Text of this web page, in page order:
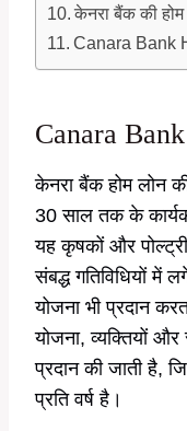
केनरा बैंक की
Canara Bank
Canara
केनरा बैंक होम लोन
30 साल तक के
यह कृषकों और
संबद्ध गतिविधियों में
योजना भी प्रदान
योजना, व्यक्तियों
प्रदान की जाती है,
प्रति वर्ष है।